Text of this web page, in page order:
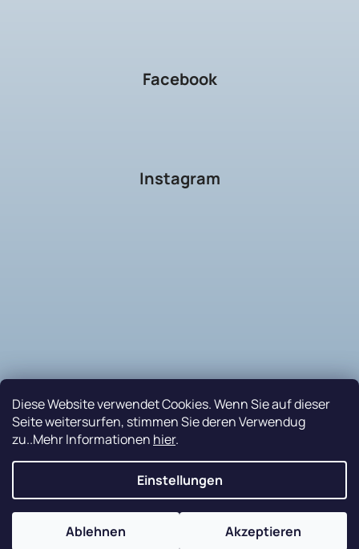
Diese Website verwendet Cookies. Wenn Sie auf dieser
Seite weitersurfen, stimmen Sie deren Verwendug
zu..Mehr Informationen hier.
Einstellungen
Ablehnen Akzeptieren
Facebook
Instagram
Auf Instagram folgen
NakódovaloRemedio Digital|
Erstellt von Shoptet
Copyright 2026
PETRAplast s.r.o.. Alle Rechte